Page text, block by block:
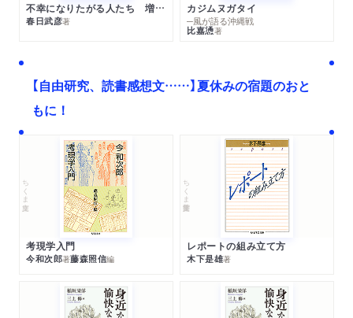
不幸になりたがる人たち 増補新版
春日武彦著
カジムヌガタイ
─風が語る沖縄戦
比嘉慂著
【自由研究、読書感想文……】夏休みの宿題のおと
もに！
ちくま文庫
考現学入門
今和次郎著藤森照信編
ちくま学芸文庫
レポートの組み立て方
木下是雄著